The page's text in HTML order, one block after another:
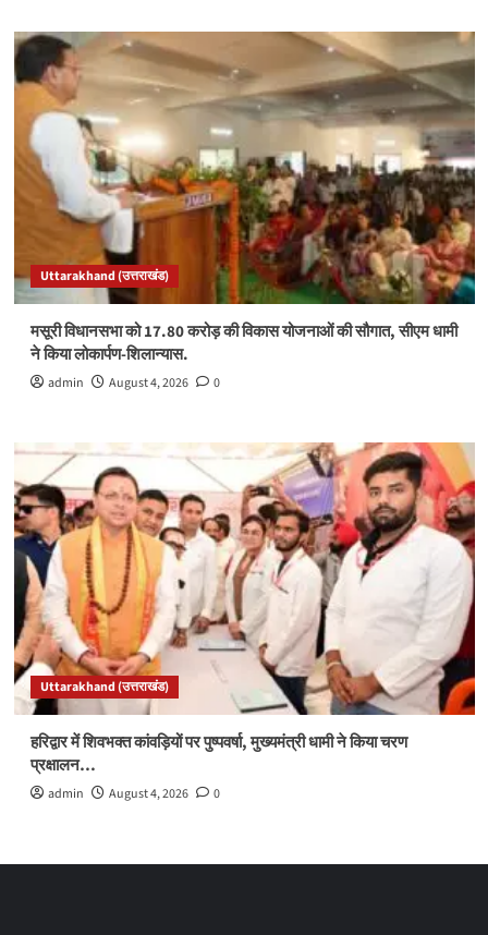
Uttarakhand (उत्तराखंड)
मसूरी विधानसभा को 17.80 करोड़ की विकास योजनाओं की सौगात, सीएम धामी
ने किया लोकार्पण-शिलान्यास.
admin August 4, 2026 0
Uttarakhand (उत्तराखंड)
हरिद्वार में शिवभक्त कांवड़ियों पर पुष्पवर्षा, मुख्यमंत्री धामी ने किया चरण
प्रक्षालन…
admin August 4, 2026 0